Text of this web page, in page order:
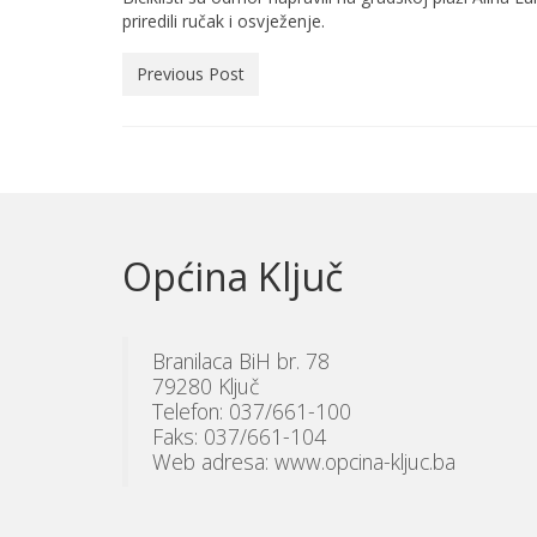
priredili ručak i osvježenje.
Previous Post
Općina Ključ
Branilaca BiH br. 78
79280 Ključ
Telefon: 037/661-100
Faks: 037/661-104
Web adresa: www.opcina-kljuc.ba